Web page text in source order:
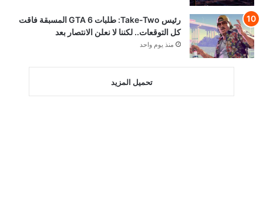
رئيس Take-Two: طلبات GTA 6 المسبقة فاقت
كل التوقعات.. لكننا لا نعلن الانتصار بعد
منذ يوم واحد
تحميل المزيد